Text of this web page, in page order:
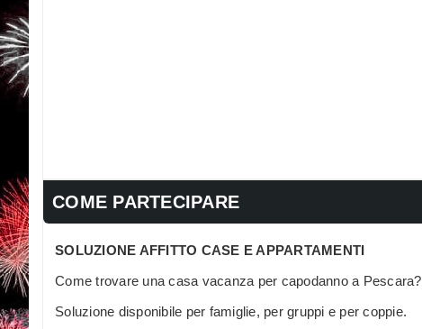
COME PARTECIPARE
SOLUZIONE AFFITTO CASE E APPARTAMENTI
Come trovare una casa vacanza per capodanno a Pescara?
Soluzione disponibile per famiglie, per gruppi e per coppie.